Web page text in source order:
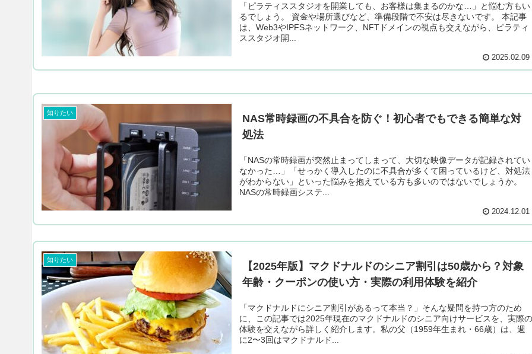
「ピラティススタジオを開業しても、お客様は集まるのかな…」と悩む方もい
るでしょう。 資金や場所選びなど、準備段階で不安は尽きないです。 本記事
は、Web3やIPFSネットワーク、NFTドメインの視点も交えながら、ピラティ
ススタジオ開...
2025.02.09
知りたい
NAS常時録画の不具合を防ぐ！初心者でもできる簡単な対
処法
「NASの常時録画が突然止まってしまって、大切な映像データが記録されてい
なかった…」「せっかく導入したのに不具合が多くて困っているけど、対処法
がわからない」といった悩みを抱えている方も多いのではないでしょうか。
NASの常時録画システ...
2024.12.01
知りたい
【2025年版】マクドナルドのシニア割引は50歳から？対象
年齢・クーポンの使い方・実際の利用体験を紹介
「マクドナルドにシニア割引があるって本当？」そんな疑問を持つ方のため
に、この記事では2025年現在のマクドナルドのシニア向けサービスを、実際
体験を交えながら詳しく紹介します。私の父（1959年生まれ・66歳）は、週
に2〜3回はマクドナルド...